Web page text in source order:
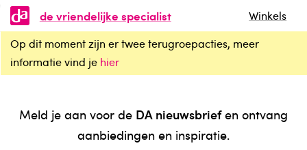
de vriendelijke specialist
Winkels
Op dit moment zijn er twee terugroepacties, meer
informatie vind je hier
Meld je aan voor de DA nieuwsbriefen ontvang
aanbiedingen en inspiratie.